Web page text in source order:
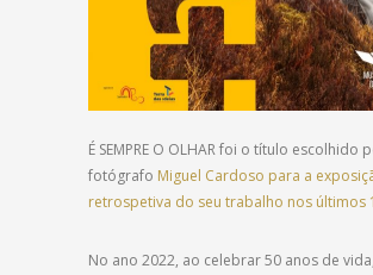
É SEMPRE O OLHAR foi o título escolhido
fotógrafo Miguel Cardoso para a
retrospetiva do seu trabalho nos últimos
No ano 2022, ao celebrar 50 anos de